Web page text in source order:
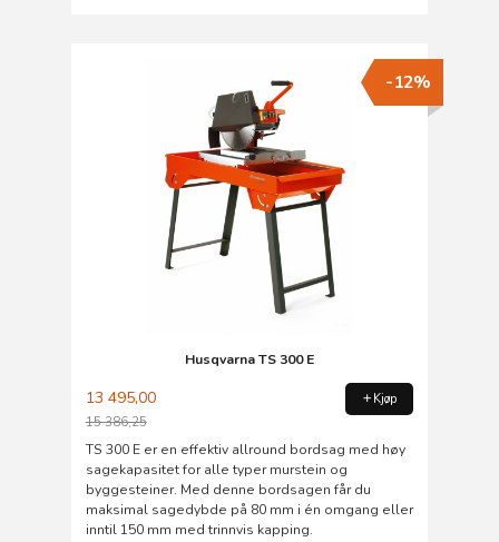
Husqvarna TS 300 E
13 495,00
15 386,25
Rabatt
-12%
Kjøp
TS 300 E er en effektiv allround bordsag med høy
sagekapasitet for alle typer murstein og
byggesteiner. Med denne bordsagen får du
maksimal sagedybde på 80 mm i én omgang eller
inntil 150 mm med trinnvis kapping.